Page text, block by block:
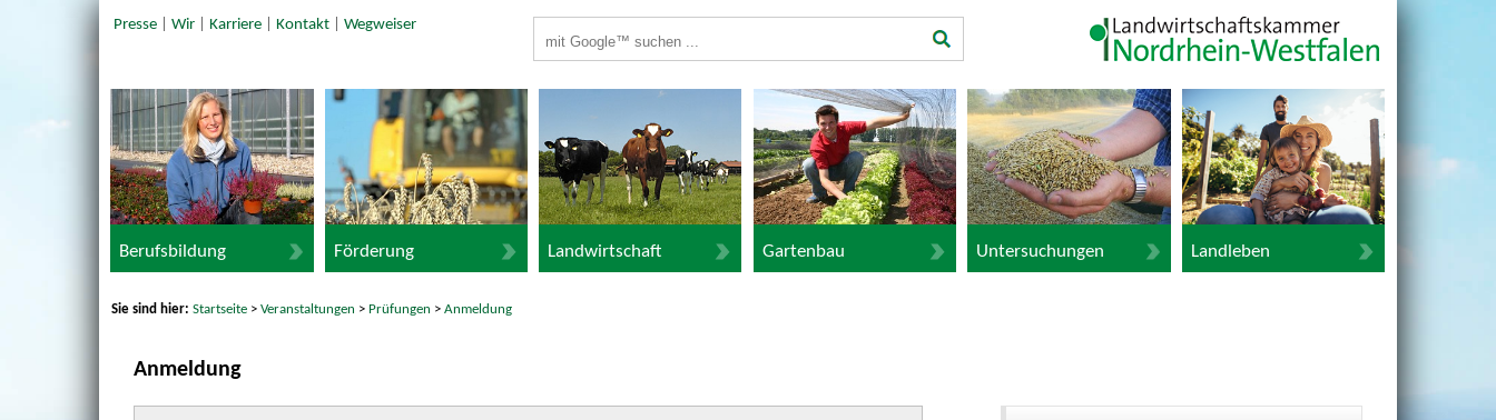
Presse| Wir| Karriere| Kontakt| Wegweiser
Berufsbildung Förderung Landwirtschaft Gartenbau Untersuchungen Landleben
Sie sind hier:Startseite >Veranstaltungen > Prüfungen >Anmeldung
Anmeldung